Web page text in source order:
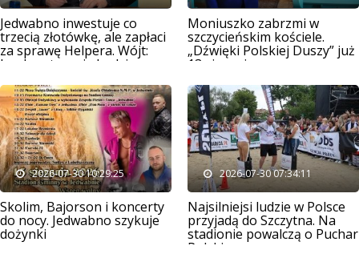
Jedwabno inwestuje co
trzecią złotówkę, ale zapłaci
za sprawę Helpera. Wójt:
bankructwa nie będzie
Moniuszko zabrzmi w
szczycieńskim kościele.
„Dźwięki Polskiej Duszy” już
13 sierpnia
2026-07-30 10:29:25
Skolim, Bajorson i koncerty
do nocy. Jedwabno szykuje
dożynki
2026-07-30 07:34:11
Najsilniejsi ludzie w Polsce
przyjadą do Szczytna. Na
stadionie powalczą o Puchar
Polski